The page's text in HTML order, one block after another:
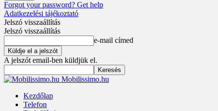
Forgot your password? Get help
Adatkezelési tájékoztató
Jelszó visszaállítás
Jelszó visszaállítás
e-mail címed
A jelszót email-ben küldjük el.
Mobilissimo.hu
Kezdőlap
Telefon